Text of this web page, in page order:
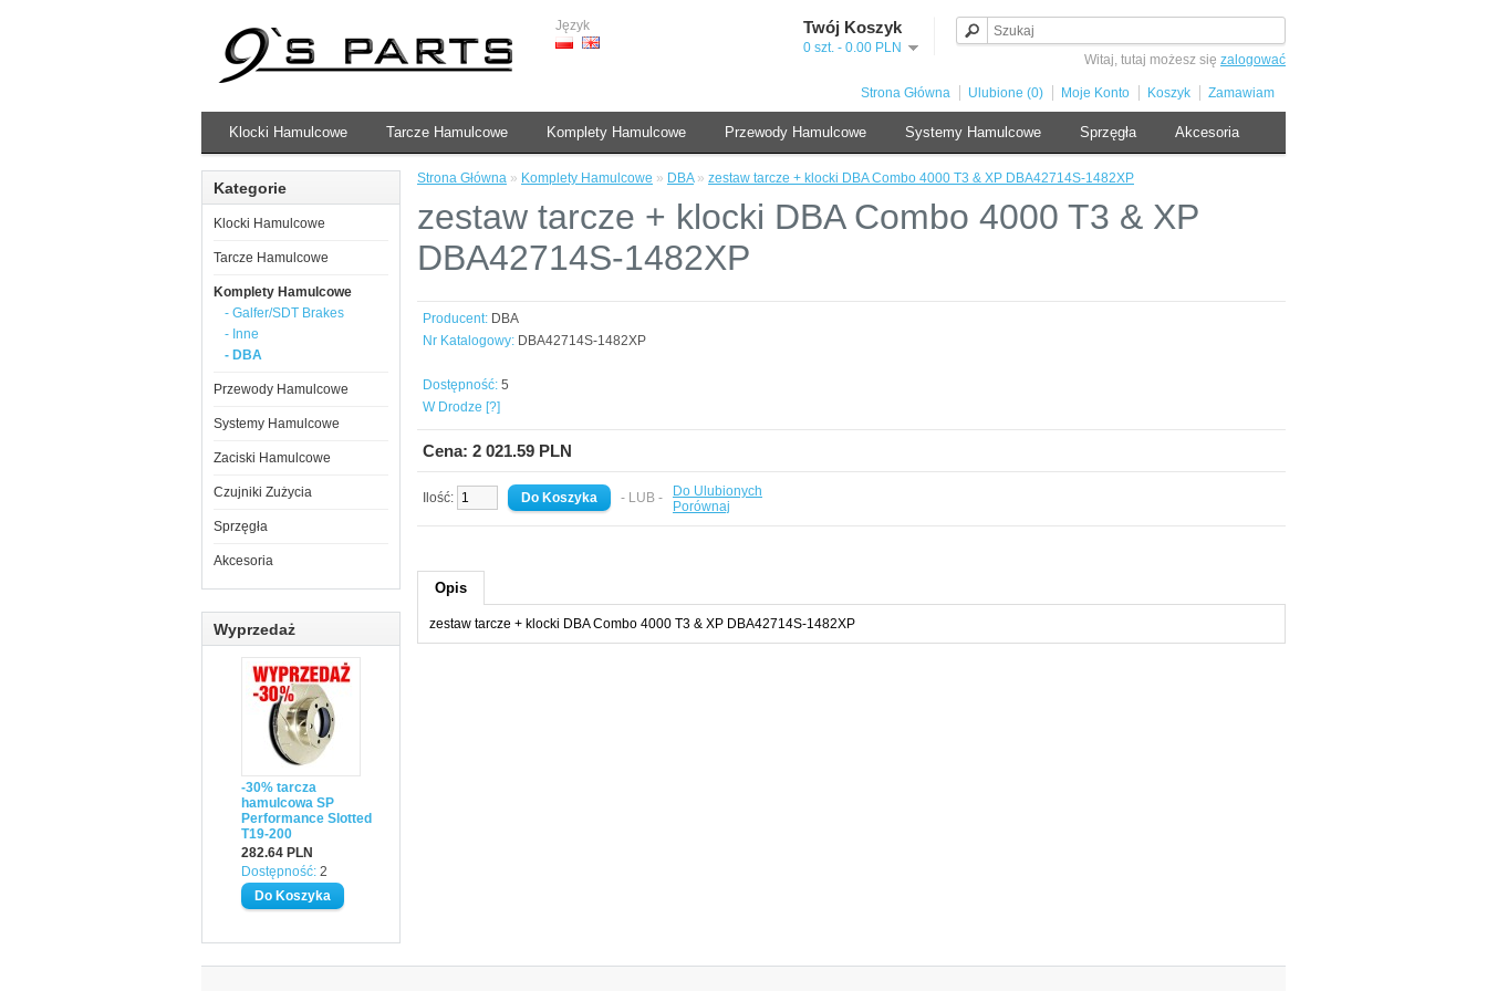
Język Twój Koszyk
0 szt. - 0.00 PLN
Witaj, tutaj możesz się zalogować
Strona Główna Ulubione (0) Moje Konto Koszyk Zamawiam
Klocki Hamulcowe Tarcze Hamulcowe Komplety Hamulcowe Przewody Hamulcowe Systemy Hamulcowe Sprzęgła Akcesoria
Kategorie
Klocki Hamulcowe
Tarcze Hamulcowe
Komplety Hamulcowe
- Galfer/SDT Brakes
- Inne
- DBA
Przewody Hamulcowe
Systemy Hamulcowe
Zaciski Hamulcowe
Czujniki Zużycia
Sprzęgła
Akcesoria
Wyprzedaż
-30% tarcza
hamulcowa SP
Performance Slotted
T19-200
282.64 PLN
Dostępność: 2
Strona Główna » Komplety Hamulcowe » DBA» zestaw tarcze + klocki DBA Combo 4000 T3 & XP DBA42714S-1482XP
zestaw tarcze + klocki DBA Combo 4000 T3 & XP
DBA42714S-1482XP
Producent: DBA
Nr Katalogowy: DBA42714S-1482XP
Dostępność: 5
W Drodze [?]
Cena: 2 021.59 PLN
Ilość: - LUB -
Do Ulubionych
Porównaj
Opis
zestaw tarcze + klocki DBA Combo 4000 T3 & XP DBA42714S-1482XP